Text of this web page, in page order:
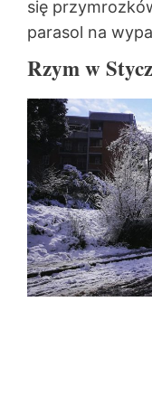
się
parasol na
Rzym w